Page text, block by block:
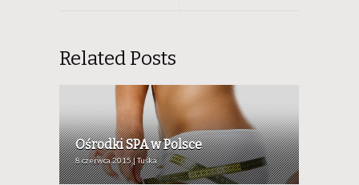
Related Posts
Ośrodki SPA w Polsce
8 czerwca 2015 | Tuśka